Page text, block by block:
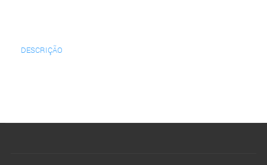
DESCRIÇÃO